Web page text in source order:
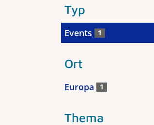
Typ
Events 1
Ort
Europa 1
Thema